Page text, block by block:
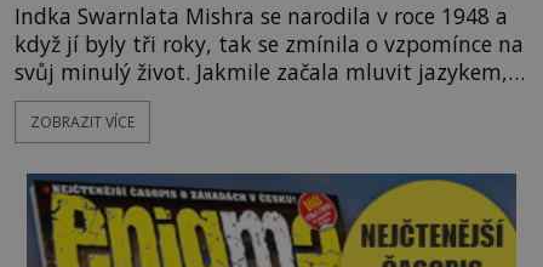
Indka Swarnlata Mishra se narodila v roce 1948 a
když jí byly tři roky, tak se zmínila o vzpomínce na
svůj minulý život. Jakmile začala mluvit jazykem,
který nikdo nezná, začali rodiče její podivné
chování brát vážně. Je snad důkazem reinkarnace?
Na první pohled se zdá, že to bu
ZOBRAZIT VÍCE